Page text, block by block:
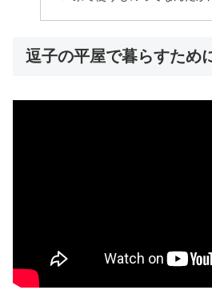
逗子の平屋で暮らすため